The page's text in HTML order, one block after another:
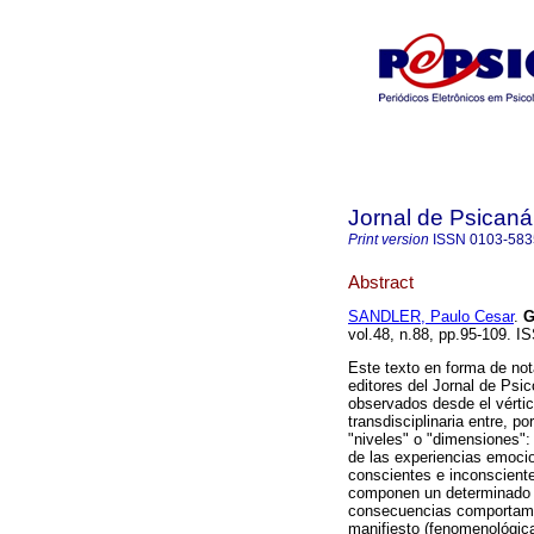
Jornal de
Print version ISSN 0103-
Abstract
SANDLER, Paulo Cesar.
vol.48, n.88, pp.95-109.
Este texto en forma de
editores del Jornal de
observados desde el
transdisciplinaria entre,
"niveles" o
de las experiencias
conscientes e
componen un
consecuencias
manifiesto